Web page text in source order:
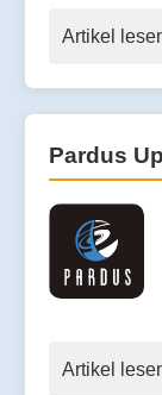
Artikel
Pardus
Artikel